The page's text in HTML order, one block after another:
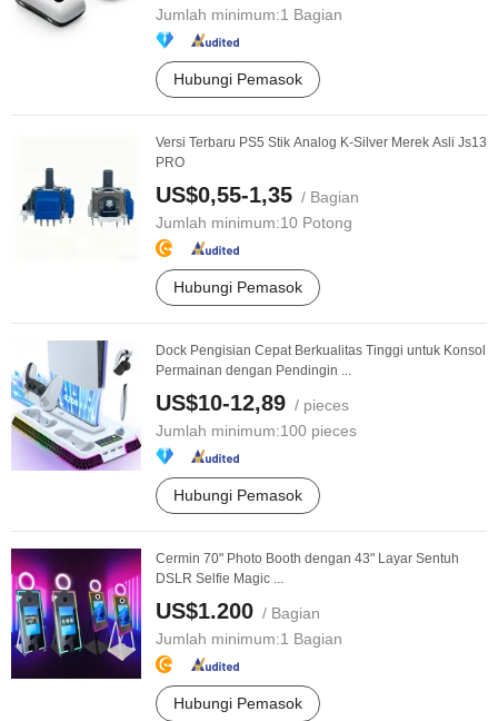
Jumlah minimum:1 Bagian
Hubungi Pemasok
Versi Terbaru PS5 Stik Analog K-Silver Merek Asli Js13
PRO
US$0,55-1,35 / Bagian
Jumlah minimum:10 Potong
Hubungi Pemasok
Dock Pengisian Cepat Berkualitas Tinggi untuk Konsol
Permainan dengan Pendingin ...
US$10-12,89 / pieces
Jumlah minimum:100 pieces
Hubungi Pemasok
Cermin 70" Photo Booth dengan 43" Layar Sentuh
DSLR Selfie Magic ...
US$1.200 / Bagian
Jumlah minimum:1 Bagian
Hubungi Pemasok